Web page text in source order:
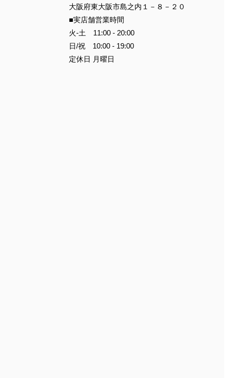
大阪府東大阪市島之内１－８－２０
■実店舗営業時間
火-土 11:00 - 20:00
日/祝 10:00 - 19:00
定休日 月曜日